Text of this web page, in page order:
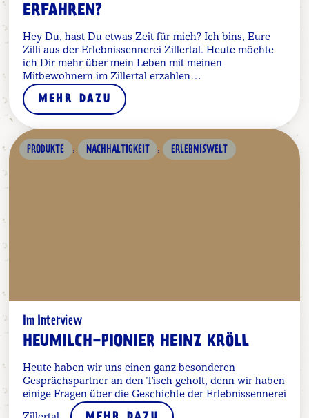
ERFAHREN?
Hey Du, hast Du etwas Zeit für mich? Ich bins, Eure
Zilli aus der Erlebnissennerei Zillertal. Heute möchte
ich Dir mehr über mein Leben mit meinen
Mitbewohnern im Zillertal erzählen…
MEHR DAZU
PRODUKTE , NACHHALTIGKEIT , ERLEBNISWELT
Im Interview
HEUMILCH-PIONIER HEINZ KRÖLL
Heute haben wir uns einen ganz besonderen
Gesprächspartner an den Tisch geholt, denn wir haben
einige Fragen über die Geschichte der Erlebnissennerei